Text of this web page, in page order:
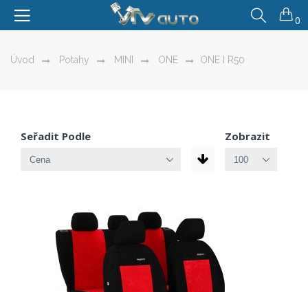
0
Úvod Potahy MINI ONE ONE I R50
Seřadit Podle Zobrazit